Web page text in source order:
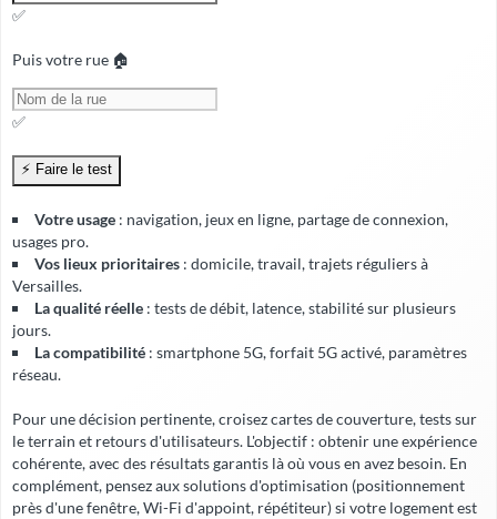
✅
Puis votre rue 🏠
✅
Votre usage : navigation, jeux en ligne, partage de connexion,
usages pro.
Vos lieux prioritaires : domicile, travail, trajets réguliers à
Versailles.
La qualité réelle : tests de débit, latence, stabilité sur plusieurs
jours.
La compatibilité : smartphone 5G, forfait 5G activé, paramètres
réseau.
Pour une décision pertinente, croisez cartes de couverture, tests sur
le terrain et retours d'utilisateurs. L'objectif : obtenir une expérience
cohérente, avec des résultats garantis là où vous en avez besoin. En
complément, pensez aux solutions d'optimisation (positionnement
près d'une fenêtre, Wi-Fi d'appoint, répétiteur) si votre logement est